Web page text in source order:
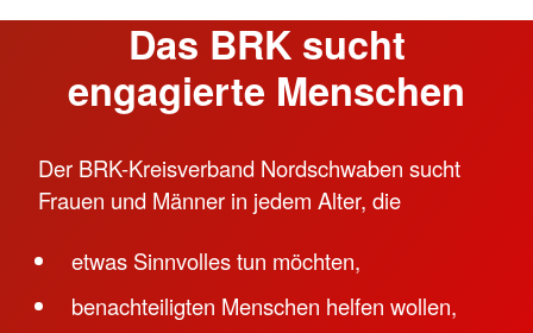
Das BRK sucht
engagierte Menschen
Der BRK-Kreisverband Nordschwaben sucht
Frauen und Männer in jedem Alter, die
etwas Sinnvolles tun möchten,
benachteiligten Menschen helfen wollen,